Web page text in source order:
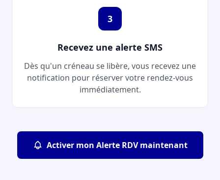
3
Recevez une alerte SMS
Dès qu'un créneau se libère, vous recevez une
notification pour réserver votre rendez-vous
immédiatement.
Activer mon Alerte RDV maintenant